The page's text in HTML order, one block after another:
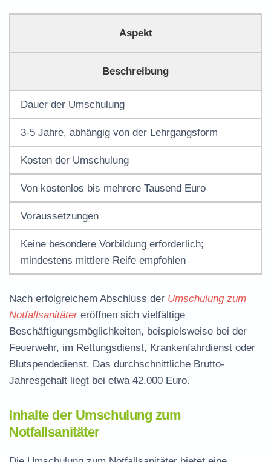
Aspekt
Beschreibung
Dauer der Umschulung
3-5 Jahre, abhängig von der Lehrgangsform
Kosten der Umschulung
Von kostenlos bis mehrere Tausend Euro
Voraussetzungen
Keine besondere Vorbildung erforderlich;
mindestens mittlere Reife empfohlen
Nach erfolgreichem Abschluss der Umschulung zum
Notfallsanitäter eröffnen sich vielfältige
Beschäftigungsmöglichkeiten, beispielsweise bei der
Feuerwehr, im Rettungsdienst, Krankenfahrdienst oder
Blutspendedienst. Das durchschnittliche Brutto-
Jahresgehalt liegt bei etwa 42.000 Euro.
Inhalte der Umschulung zum
Notfallsanitäter